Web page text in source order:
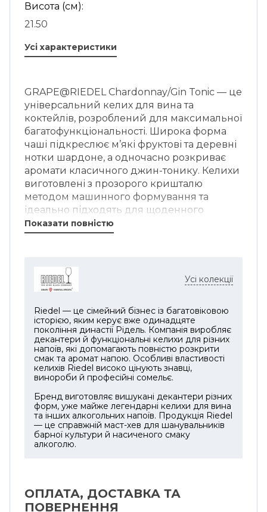
Висота (см):
21.50
Усі характеристики
GRAPE@RIEDEL Chardonnay/Gin Tonic — це
універсальний келих для вина та
коктейлів, розроблений для максимальної
багатофункціональності. Широка форма
чаші підкреслює м’які фруктові та деревні
нотки шардоне, а одночасно розкриває
аромати класичного джин-тонику. Келихи
виготовлені з прозорого кришталю
методом машинного формування та
ідеально підходять для щоденного
використання як вдома, так і у
професійному барі.
забезпечують оптимальну фіксацію напою
та правильний рівень заповнення для
містить два келихи, які легко очищаються
у посудомийній машині, а елегантний
дизайн дозволяє поєднувати їх з іншими
виробами колекції GRAPE@RIEDEL.
Відповідність конкретній різновиду вина
гарантує максимально чистий аромат і
Колекція GRAPE@RIEDEL демонструє
універсальність бренду: ці келихи
підходять не лише для коктейлів, а й для
гарантує довговічність та прозорість. Це
ідеальний вибір для поціновувачів вина
Показати повністю
Усі колекції
Riedel — це сімейний бізнес із багатовіковою
історією, яким керує вже одинадцяте
покоління династії Рідель. Компанія виробляє
декантери й функціональні келихи для різних
напоїв, які допомагають повністю розкрити
смак та аромат напою. Особливі властивості
келихів Riedel високо цінують знавці,
винороби й професійні сомельє.
Бренд виготовляє вишукані декантери різних
форм, уже майже легендарні келихи для вина
та інших алкогольних напоїв. Продукція Riedel
— це справжній маст-хев для шанувальників
барної культури й насиченого смаку
алкоголю.
ОПЛАТА, ДОСТАВКА ТА
ПОВЕРНЕННЯ